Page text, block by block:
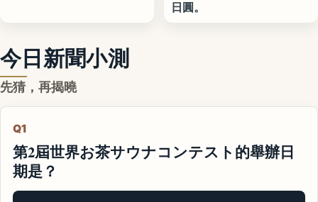
日圓。
今日新聞小測
先猜，再揭曉
Q1
第2屆世界お茶サウナコンテスト的舉辦日
期是？